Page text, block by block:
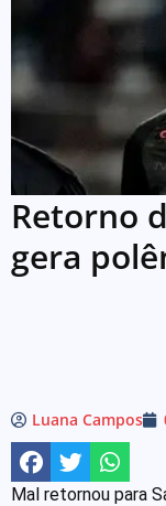
Retorno
gera
Luana Campos
Mal retornou para